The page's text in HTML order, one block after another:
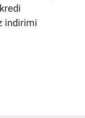
indirimi